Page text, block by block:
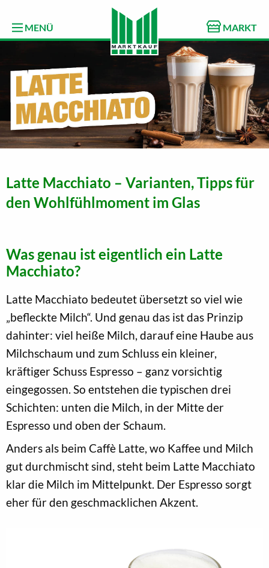
MENÜ MARKT
Latte Macchiato – Varianten, Tipps für
den Wohlfühlmoment im Glas
Was genau ist eigentlich ein Latte
Macchiato?
Latte Macchiato bedeutet übersetzt so viel wie
„befleckte Milch“. Und genau das ist das Prinzip
dahinter: viel heiße Milch, darauf eine Haube aus
Milchschaum und zum Schluss ein kleiner,
kräftiger Schuss Espresso – ganz vorsichtig
eingegossen. So entstehen die typischen drei
Schichten: unten die Milch, in der Mitte der
Espresso und oben der Schaum.
Anders als beim Caffè Latte, wo Kaffee und Milch
gut durchmischt sind, steht beim Latte Macchiato
klar die Milch im Mittelpunkt. Der Espresso sorgt
eher für den geschmacklichen Akzent.